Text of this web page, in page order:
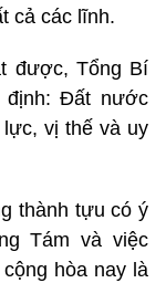
cả các lĩnh.
được, Tổng Bí
định: Đất nước
vị thế và uy
thành tựu có ý
Tám và việc
hòa nay là